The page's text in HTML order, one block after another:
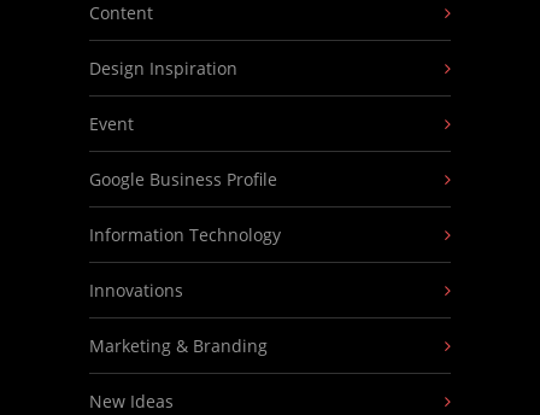
Content
Design Inspiration
Event
Google Business Profile
Information Technology
Innovations
Marketing & Branding
New Ideas